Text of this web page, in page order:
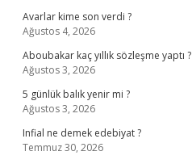
Avarlar kime son verdi ?
Ağustos 4, 2026
Aboubakar kaç yıllık sözleşme yaptı ?
Ağustos 3, 2026
5 günlük balık yenir mi ?
Ağustos 3, 2026
Infial ne demek edebiyat ?
Temmuz 30, 2026